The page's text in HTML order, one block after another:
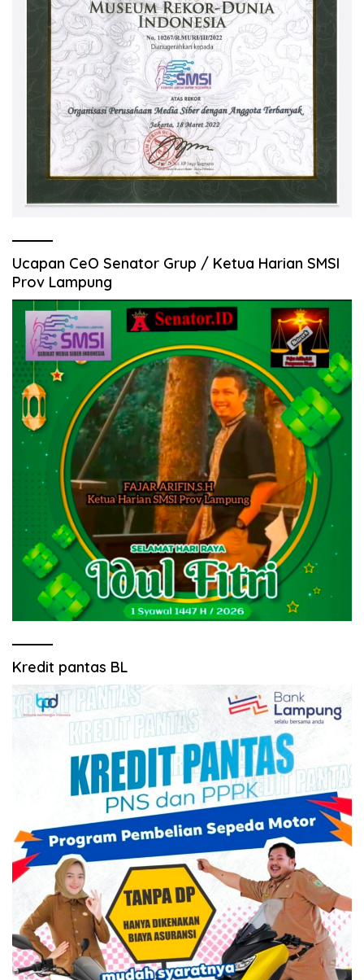
Ucapan CeO Senator Grup / Ketua Harian SMSI
Prov Lampung
Kredit pantas BL